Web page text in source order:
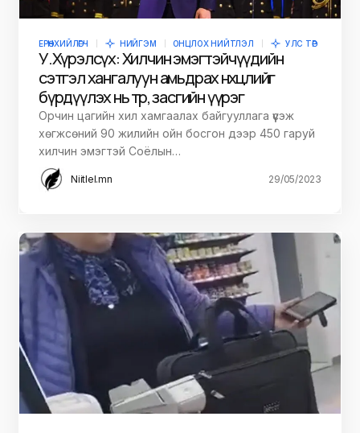
ЕРӨНХИЙЛӨГЧ НИЙГЭМ ОНЦЛОХ НИЙТЛЭЛ УЛС ТӨР
У.Хүрэлсүх: Хилчин эмэгтэйчүүдийн
сэтгэл хангалуун амьдрах нөхцөлийг
бүрдүүлэх нь төр, засгийн үүрэг
Орчин цагийн хил хамгаалах байгууллага үүсэж
хөгжсөний 90 жилийн ойн босгон дээр 450 гаруй
хилчин эмэгтэй Соёлын…
Niitlel.mn 29/05/2023